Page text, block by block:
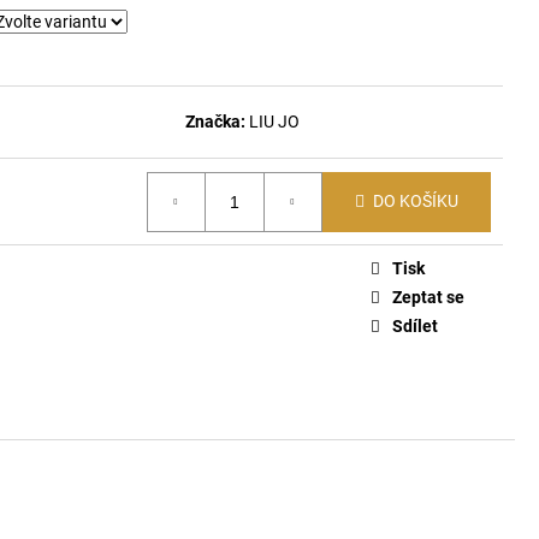
Značka: LIU JO
DO KOŠÍKU
Tisk
Zeptat se
Sdílet
670